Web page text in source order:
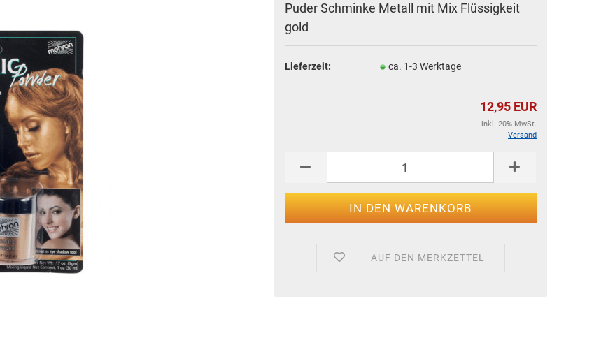
Puder Schminke Metall mit Mix Flüssigkeit
gold
Lieferzeit: ca. 1-3 Werktage
12,95 EUR
inkl. 20% MwSt.
Versand
AUF DEN MERKZETTEL